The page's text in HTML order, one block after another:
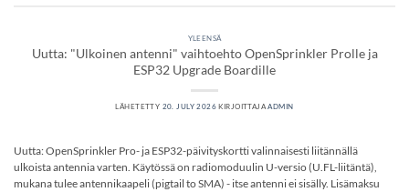
YLEENSÄ
Uutta: "Ulkoinen antenni" vaihtoehto OpenSprinkler Prolle ja
ESP32 Upgrade Boardille
LÄHETETTY 20. JULY 2026 KIRJOITTAJAADMIN
Uutta: OpenSprinkler Pro- ja ESP32-päivityskortti valinnaisesti liitännällä
ulkoista antennia varten. Käytössä on radiomoduulin U-versio (U.FL-liitäntä),
mukana tulee antennikaapeli (pigtail to SMA) - itse antenni ei sisälly. Lisämaksu